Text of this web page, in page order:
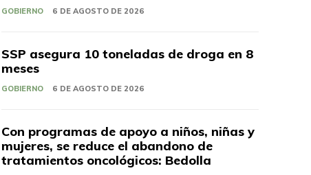
GOBIERNO 6 DE AGOSTO DE 2026
SSP asegura 10 toneladas de droga en 8
meses
GOBIERNO 6 DE AGOSTO DE 2026
Con programas de apoyo a niños, niñas y
mujeres, se reduce el abandono de
tratamientos oncológicos: Bedolla